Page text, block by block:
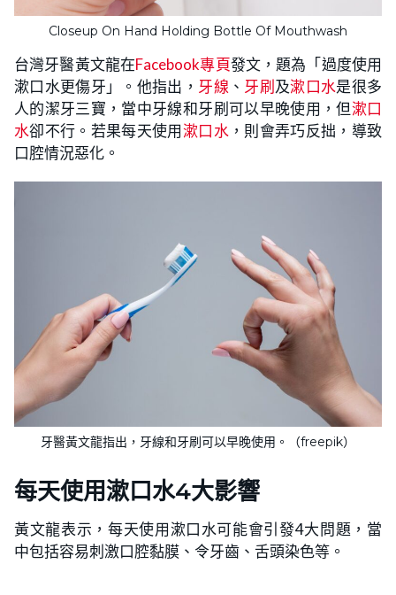
Closeup On Hand Holding Bottle Of Mouthwash
台灣牙醫黃文龍在Facebook專頁發文，題為「過度使用
漱口水更傷牙」。他指出， 牙線 、 牙刷及漱口水是很多
人的潔牙三寶，當中牙線和牙刷可以早晚使用，但漱口
水卻不行。若果每天使用漱口水，則會弄巧反拙，導致
口腔情況惡化。
牙醫黃文龍指出，牙線和牙刷可以早晚使用。（freepik）
每天使用漱口水4大影響
黃文龍表示，每天使用漱口水可能會引發4大問題，當
中包括容易刺激口腔黏膜、令牙齒、舌頭染色等。